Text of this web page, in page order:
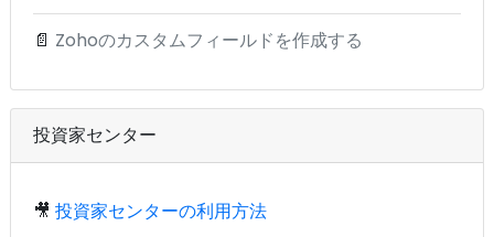
📄 Zohoのカスタムフィールドを作成する
投資家センター
🎥 投資家センターの利用方法